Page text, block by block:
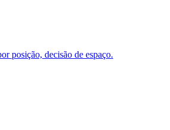
posição, decisão de espaço.